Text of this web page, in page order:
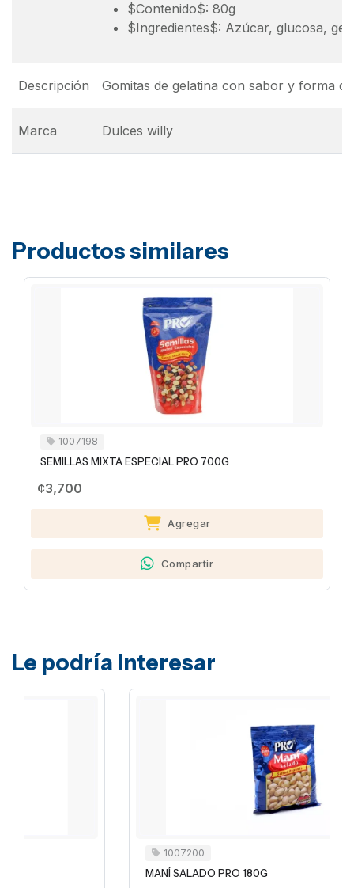
$Contenido$: 80g
$Ingredientes$: Azúcar, glucosa,
Descripción Gomitas de gelatina con sabor y forma
Marca Dulces willy
Productos similares
1007198
SEMILLAS MIXTA ESPECIAL PRO 700G
¢3,700
Agregar
Compartir
Le podría interesar
MANÍ SALADO PRO 180G